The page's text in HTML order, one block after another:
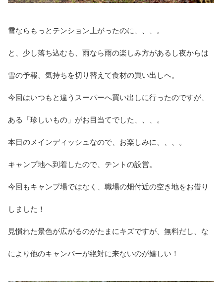
雪ならもっとテンション上がったのに、、、。
と、少し落ち込むも、雨なら雨の楽しみ方があるし夜からは
雪の予報、気持ちを切り替えて食材の買い出しへ。
今回はいつもと違うスーパーへ買い出しに行ったのですが、
ある「珍しいもの」がお目当てでした、、、。
本日のメインディッシュなので、お楽しみに、、、。
キャンプ地へ到着したので、テントの設営。
今回もキャンプ場ではなく、職場の畑付近の空き地をお借り
しました！
見慣れた景色が広がるのがたまにキズですが、無料だし、な
により他のキャンパーが絶対に来ないのが嬉しい！